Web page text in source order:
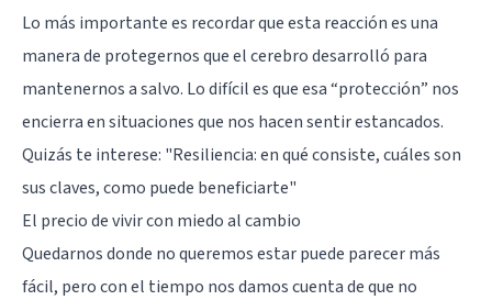
Lo más importante es recordar que esta reacción es una
manera de protegernos que el cerebro desarrolló para
mantenernos a salvo. Lo difícil es que esa “protección” nos
encierra en situaciones que nos hacen sentir estancados.
Quizás te interese: "Resiliencia: en qué consiste, cuáles son
sus claves, como puede beneficiarte"
El precio de vivir con miedo al cambio
Quedarnos donde no queremos estar puede parecer más
fácil, pero con el tiempo nos damos cuenta de que no